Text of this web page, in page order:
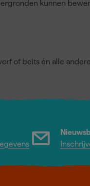
kunnen
of beits én alle